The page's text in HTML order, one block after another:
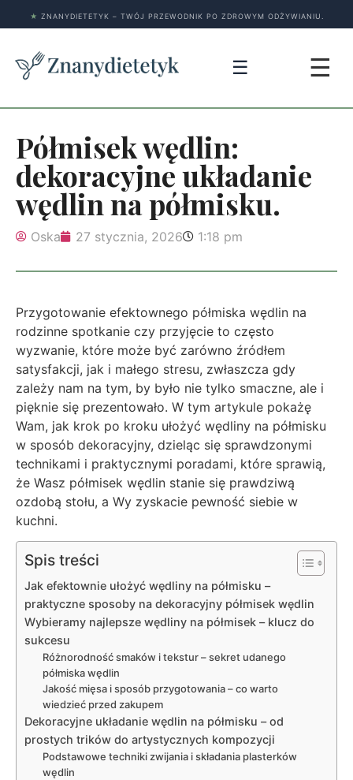
★ ZNANYDIETETYK – TWÓJ PRZEWODNIK PO ZDROWYM ODŻYWIANIU.
☰ ☰
Półmisek wędlin:
dekoracyjne układanie
wędlin na półmisku.
Oska 27 stycznia, 2026 1:18 pm
Przygotowanie efektownego półmiska wędlin na
rodzinne spotkanie czy przyjęcie to często
wyzwanie, które może być zarówno źródłem
satysfakcji, jak i małego stresu, zwłaszcza gdy
zależy nam na tym, by było nie tylko smaczne, ale i
pięknie się prezentowało. W tym artykule pokażę
Wam, jak krok po kroku ułożyć wędliny na półmisku
w sposób dekoracyjny, dzieląc się sprawdzonymi
technikami i praktycznymi poradami, które sprawią,
że Wasz półmisek wędlin stanie się prawdziwą
ozdobą stołu, a Wy zyskacie pewność siebie w
kuchni.
Spis treści
Jak efektownie ułożyć wędliny na półmisku –
praktyczne sposoby na dekoracyjny półmisek wędlin
Wybieramy najlepsze wędliny na półmisek – klucz do
sukcesu
Różnorodność smaków i tekstur – sekret udanego
półmiska wędlin
Jakość mięsa i sposób przygotowania – co warto
wiedzieć przed zakupem
Dekoracyjne układanie wędlin na półmisku – od
prostych trików do artystycznych kompozycji
Podstawowe techniki zwijania i składania plasterków
wędlin